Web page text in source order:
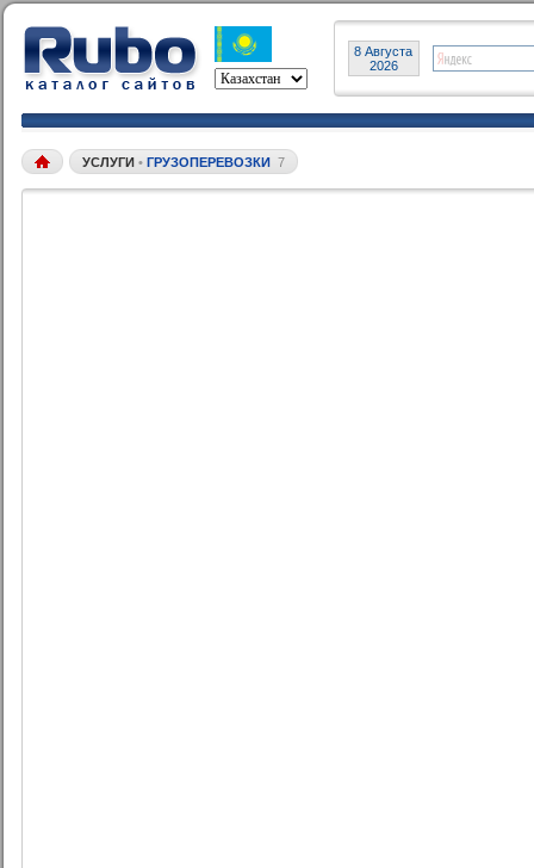
8 Августа
2026
УСЛУГИ • ГРУЗОПЕРЕВОЗКИ 7